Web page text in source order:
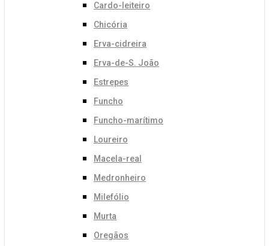
Cardo-leiteiro
Chicória
Erva-cidreira
Erva-de-S. João
Estrepes
Funcho
Funcho-marítimo
Loureiro
Macela-real
Medronheiro
Milefólio
Murta
Oregãos